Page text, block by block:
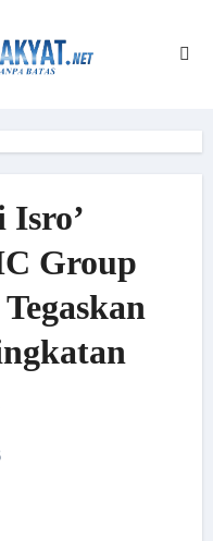
Group